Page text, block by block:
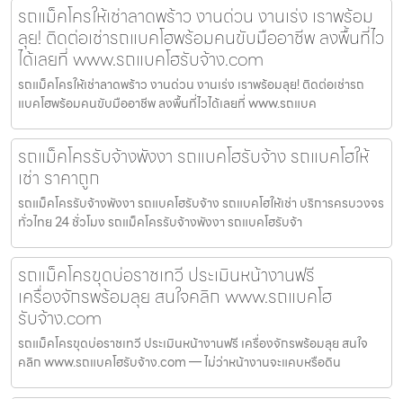
รถแม็คโครให้เช่าลาดพร้าว งานด่วน งานเร่ง เราพร้อม
ลุย! ติดต่อเช่ารถแบคโฮพร้อมคนขับมืออาชีพ ลงพื้นที่ไว
ได้เลยที่ www.รถแบคโฮรับจ้าง.com
รถแม็คโครให้เช่าลาดพร้าว งานด่วน งานเร่ง เราพร้อมลุย! ติดต่อเช่ารถ
แบคโฮพร้อมคนขับมืออาชีพ ลงพื้นที่ไวได้เลยที่ www.รถแบค
รถแม็คโครรับจ้างพังงา รถแบคโฮรับจ้าง รถแบคโฮให้
เช่า ราคาถูก
รถแม็คโครรับจ้างพังงา รถแบคโฮรับจ้าง รถแบคโฮให้เช่า บริการครบวงจร
ทั่วไทย 24 ชั่วโมง รถแม็คโครรับจ้างพังงา รถแบคโฮรับจ้า
รถแม็คโครขุดบ่อราชเทวี ประเมินหน้างานฟรี
เครื่องจักรพร้อมลุย สนใจคลิก www.รถแบคโฮ
รับจ้าง.com
รถแม็คโครขุดบ่อราชเทวี ประเมินหน้างานฟรี เครื่องจักรพร้อมลุย สนใจ
คลิก www.รถแบคโฮรับจ้าง.com — ไม่ว่าหน้างานจะแคบหรือดิน